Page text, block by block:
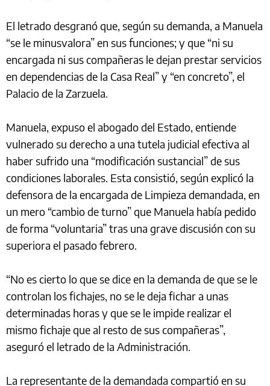
El letrado desgranó que, según su demanda, a Manuela
“se le minusvalora” en sus funciones; y que “ni su
encargada ni sus compañeras le dejan prestar servicios
en dependencias de la Casa Real” y “en concreto”, el
Palacio de la Zarzuela.
Manuela, expuso el abogado del Estado, entiende
vulnerado su derecho a una tutela judicial efectiva al
haber sufrido una “modificación sustancial” de sus
condiciones laborales. Esta consistió, según explicó la
defensora de la encargada de Limpieza demandada, en
un mero “cambio de turno” que Manuela había pedido
de forma “voluntaria” tras una grave discusión con su
superiora el pasado febrero.
“No es cierto lo que se dice en la demanda de que se le
controlan los fichajes, no se le deja fichar a unas
determinadas horas y que se le impide realizar el
mismo fichaje que al resto de sus compañeras”,
aseguró el letrado de la Administración.
La representante de la demandada compartió en su